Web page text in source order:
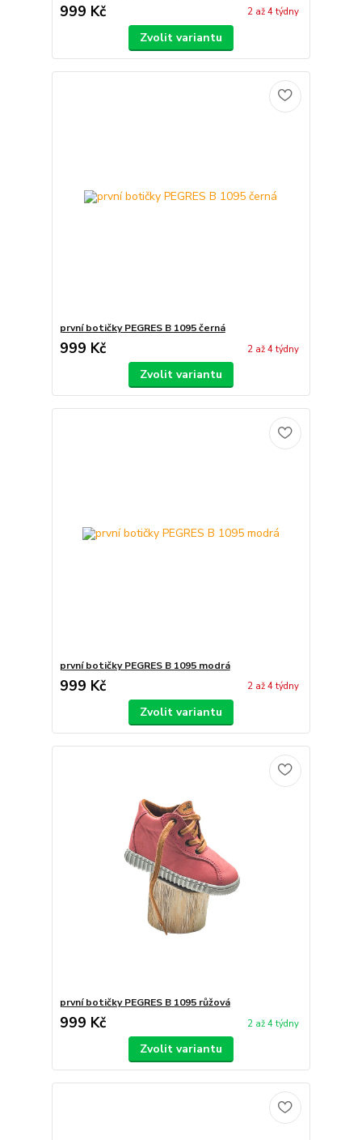
999 Kč 2 až 4 týdny
Zvolit variantu
první botičky PEGRES B 1095 černá
999 Kč 2 až 4 týdny
Zvolit variantu
první botičky PEGRES B 1095 modrá
999 Kč 2 až 4 týdny
Zvolit variantu
první botičky PEGRES B 1095 růžová
999 Kč 2 až 4 týdny
Zvolit variantu